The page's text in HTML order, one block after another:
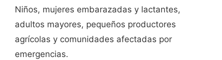
Niños, mujeres embarazadas y lactantes,
adultos mayores, pequeños productores
agrícolas y comunidades afectadas por
emergencias.